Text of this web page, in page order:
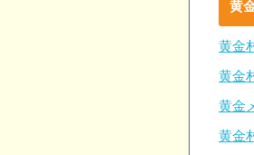
黄
黄金
黄金
黄金
黄金